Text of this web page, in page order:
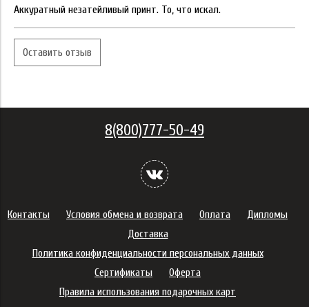
Аккуратный незатейливый принт. То, что искал.
Оставить отзыв
8(800)777-50-49
Контакты Условия обмена и возврата Оплата
Дипломы
Доставка
Политика конфиденциальности персональных данных
Сертификаты
Оферта
Правила использования подарочных карт